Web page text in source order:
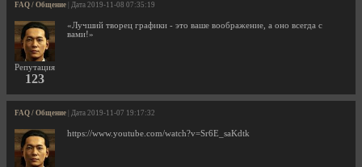
FAQ / Общение | Дата 2019-11-08 07:35:19
Репутация
123
«Лучший творец графики - это ваше воображение, а оно всегда с
вами!»
FAQ / Общение | Дата 2019-11-07 19:17:32
https://www.youtube.com/watch?v=Sr6E_saKdtk